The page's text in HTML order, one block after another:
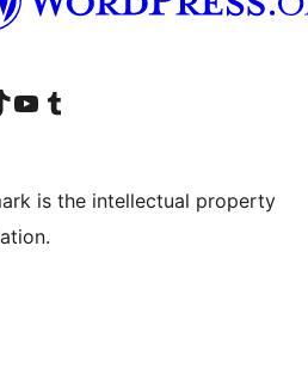
de Instagram
de LinkedIn
cuenta de TikTok
Visita nuestro canal de YouTube
Visita nuestra cuenta de Tumblr
is the intellectual property